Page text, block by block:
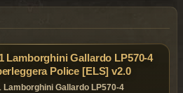
Lamborghini Gallardo LP570-4
Police [ELS] v2.0
Lamborghini Gallardo LP570-4